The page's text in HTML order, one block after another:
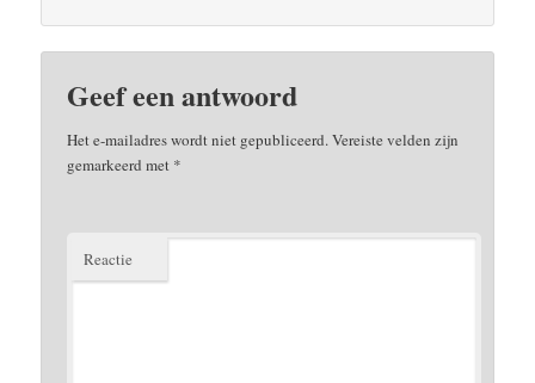
Geef een antwoord
Het e-mailadres wordt niet gepubliceerd.Vereiste velden zijn
gemarkeerd met *
Reactie